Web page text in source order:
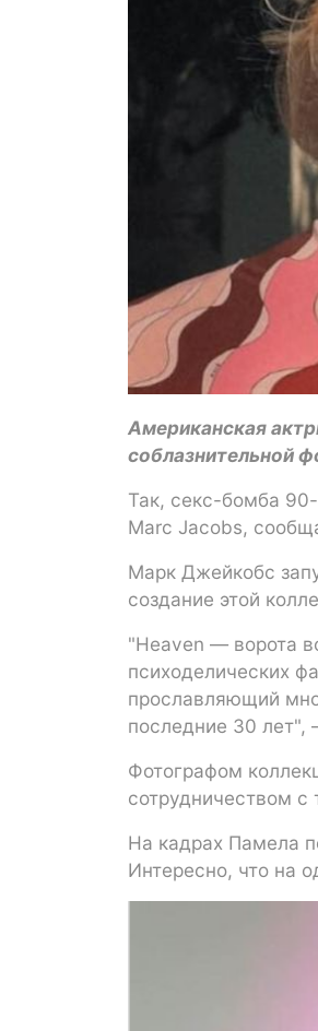
Американская
соблазнительной
Так, секс-бомба
Marc Jacobs,
Марк Джейкобс
создание этой
"Heaven — ворота
психоделических
прославляющий
последние 30 лет",
Фотографом
сотрудничеством с
На кадрах Памела
Интересно, что на